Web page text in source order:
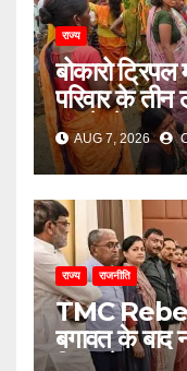
राज्य
बोकारो ट्रिपल
परिवार के तीन
इलाके में दहशत
AUG 7, 2026
राज्य राजनीति
TMC
बगावत के बाद